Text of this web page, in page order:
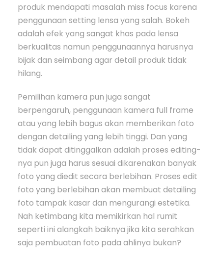
produk mendapati masalah miss focus karena
penggunaan setting lensa yang salah. Bokeh
adalah efek yang sangat khas pada lensa
berkualitas namun penggunaannya harusnya
bijak dan seimbang agar detail produk tidak
hilang.
Pemilihan kamera pun juga sangat
berpengaruh, penggunaan kamera full frame
atau yang lebih bagus akan memberikan foto
dengan detailing yang lebih tinggi. Dan yang
tidak dapat ditinggalkan adalah proses editing-
nya pun juga harus sesuai dikarenakan banyak
foto yang diedit secara berlebihan. Proses edit
foto yang berlebihan akan membuat detailing
foto tampak kasar dan mengurangi estetika.
Nah ketimbang kita memikirkan hal rumit
seperti ini alangkah baiknya jika kita serahkan
saja pembuatan foto pada ahlinya bukan?